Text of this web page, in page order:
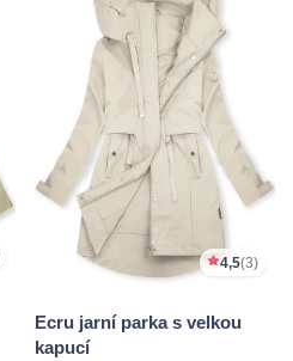
4,5(3)
Ecru jarní parka s velkou
kapucí